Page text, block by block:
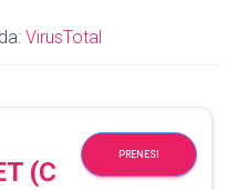
VirusTotal
(C
PRENESI